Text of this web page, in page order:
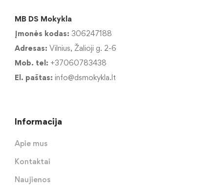
MB DS Mokykla
Įmonės kodas: 306247188
Adresas: Vilnius, Žalioji g. 2-6
Mob. tel: +37060783438
El. paštas: info@dsmokykla.lt
Informacija
Apie mus
Kontaktai
Naujienos